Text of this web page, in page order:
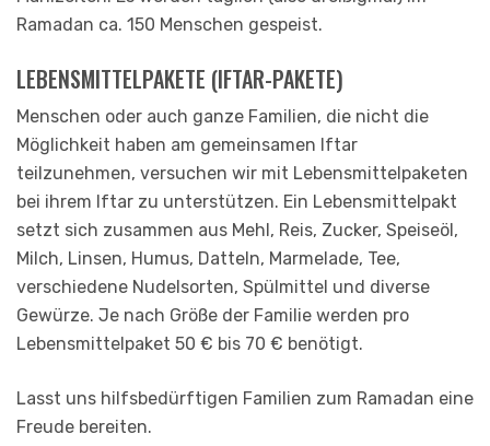
Ramadan ca. 150 Menschen gespeist.
LEBENSMITTELPAKETE (IFTAR-PAKETE)
Menschen oder auch ganze Familien, die nicht die
Möglichkeit haben am gemeinsamen Iftar
teilzunehmen, versuchen wir mit Lebensmittelpaketen
bei ihrem Iftar zu unterstützen. Ein Lebensmittelpakt
setzt sich zusammen aus Mehl, Reis, Zucker, Speiseöl,
Milch, Linsen, Humus, Datteln, Marmelade, Tee,
verschiedene Nudelsorten, Spülmittel und diverse
Gewürze. Je nach Größe der Familie werden pro
Lebensmittelpaket 50 € bis 70 € benötigt.
Lasst uns hilfsbedürftigen Familien zum Ramadan eine
Freude bereiten.